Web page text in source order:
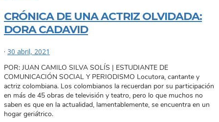
CRÓNICA DE UNA ACTRIZ OLVIDADA:
DORA CADAVID
· 30 abril, 2021
POR: JUAN CAMILO SILVA SOLÍS | ESTUDIANTE DE
COMUNICACIÓN SOCIAL Y PERIODISMO Locutora, cantante y
actriz colombiana. Los colombianos la recuerdan por su participación
en más de 45 obras de televisión y teatro, pero lo que muchos no
saben es que en la actualidad, lamentablemente, se encuentra en un
hogar geriátrico.